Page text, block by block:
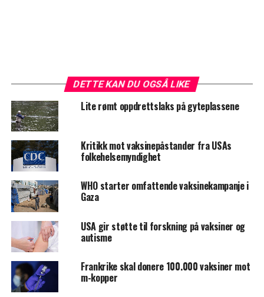
DETTE KAN DU OGSÅ LIKE
Lite rømt oppdrettslaks på gyteplassene
Kritikk mot vaksinepåstander fra USAs
folkehelsemyndighet
WHO starter omfattende vaksinekampanje i
Gaza
USA gir støtte til forskning på vaksiner og
autisme
Frankrike skal donere 100.000 vaksiner mot
m-kopper